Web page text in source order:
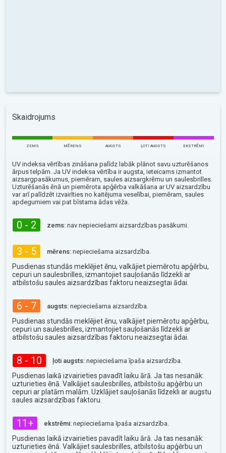
Skaidrojums
ZEMS MĒRENS AUGSTS ĻOTI AUGSTS EKSTRĒMI
UV indeksa vērtības zināšana palīdz labāk plānot savu uzturēšanos
ārpus telpām. Ja UV indeksa vērtība ir augsta, ieteicams izmantot
aizsargpasākumus, piemēram, saules aizsargkrēmu un saulesbrilles.
Uzturēšanās ēnā un piemērota apģērba valkāšana ar UV aizsardzību
var arī palīdzēt izvairīties no kaitējuma veselībai, piemēram, saules
apdegumiem vai pat bīstama ādas vēža.
0 - 2 zems: nav nepieciešami aizsardzības pasākumi.
3 - 5 mērens: nepieciešama aizsardzība.
Pusdienas stundās meklējiet ēnu, valkājiet piemērotu apģērbu,
cepuri un saulesbrilles, izmantojiet sauļošanās līdzekli ar
atbilstošu saules aizsardzības faktoru neaizsegtai ādai.
6 - 7 augsts: nepieciešama aizsardzība.
Pusdienas stundās meklējiet ēnu, valkājiet piemērotu apģērbu,
cepuri un saulesbrilles, izmantojiet sauļošanās līdzekli ar
atbilstošu saules aizsardzības faktoru neaizsegtai ādai.
8 - 10 ļoti augsts: nepieciešama īpaša aizsardzība.
Pusdienas laikā izvairieties pavadīt laiku ārā. Ja tas nesanāk:
uzturieties ēnā. Valkājiet saulesbrilles, atbilstošu apģērbu un
cepuri ar platām malām. Uzklājiet sauļošanās līdzekli ar augstu
saules aizsardzības faktoru.
11+ ekstrēmi: nepieciešama īpaša aizsardzība.
Pusdienas laikā izvairieties pavadīt laiku ārā. Ja tas nesanāk:
uzturieties ēnā. Valkājiet saulesbrilles, atbilstošu apģērbu un